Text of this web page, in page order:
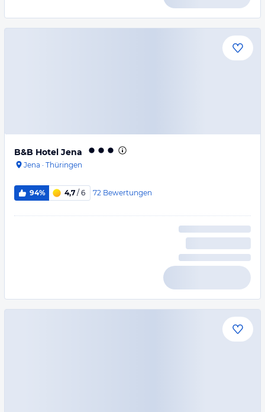
B&B Hotel Jena
Jena · Thüringen
94% 4,7 / 6 72 Bewertungen